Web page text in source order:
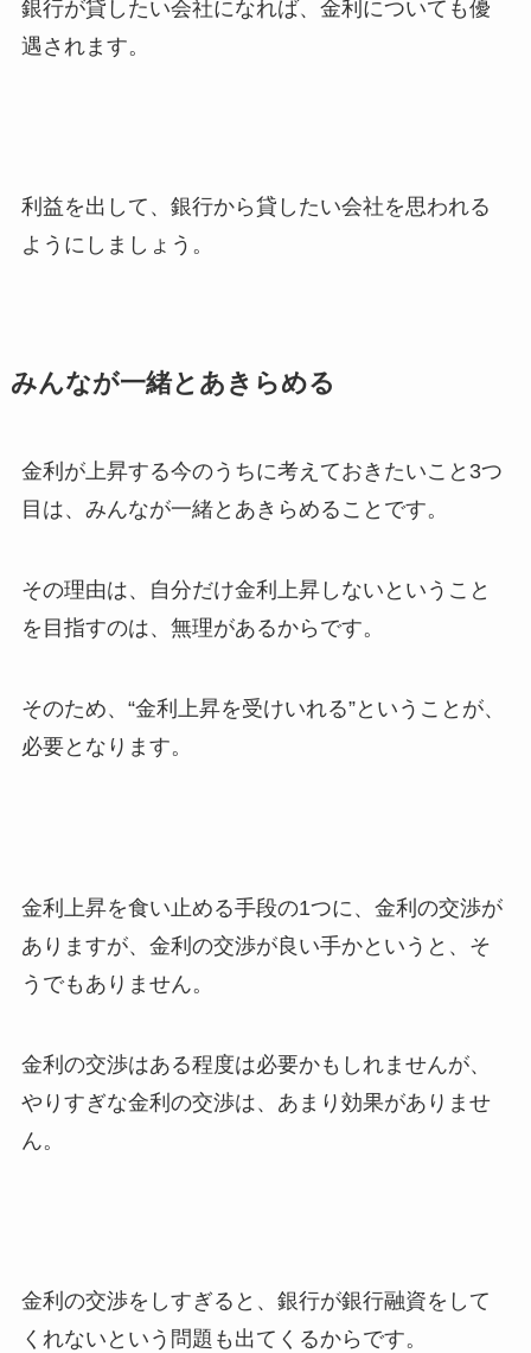
銀行が貸したい会社になれば、金利についても優
遇されます。
利益を出して、銀行から貸したい会社を思われる
ようにしましょう。
みんなが一緒とあきらめる
金利が上昇する今のうちに考えておきたいこと3つ
目は、みんなが一緒とあきらめることです。
その理由は、自分だけ金利上昇しないということ
を目指すのは、無理があるからです。
そのため、“金利上昇を受けいれる”ということが、
必要となります。
金利上昇を食い止める手段の1つに、金利の交渉が
ありますが、金利の交渉が良い手かというと、そ
うでもありません。
金利の交渉はある程度は必要かもしれませんが、
やりすぎな金利の交渉は、あまり効果がありませ
ん。
金利の交渉をしすぎると、銀行が銀行融資をして
くれないという問題も出てくるからです。